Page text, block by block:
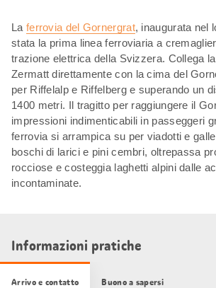
La ferrovia del Gornergrat, inaugurata nel
stata la prima linea ferroviaria a
trazione elettrica della Svizzera. Collega
Zermatt direttamente con la cima del
per Riffelalp e Riffelberg e superando un
1400 metri. Il tragitto per raggiungere il
impressioni indimenticabili in passeggeri
ferrovia si arrampica su per viadotti e
boschi di larici e pini cembri, oltrepassa
rocciose e costeggia laghetti alpini dalle
incontaminate.
Informazioni pratiche
Arrivo e contatto Buono a sapersi